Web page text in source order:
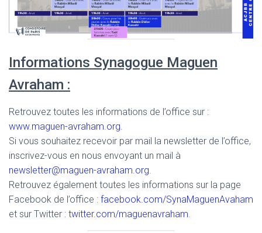
Informations Synagogue Maguen
Avraham :
Retrouvez toutes les informations de l’office sur :
www.maguen-avraham.org
Si vous souhaitez recevoir par mail la newsletter de l’office,
inscrivez-vous en nous envoyant un mail à
newsletter@maguen-avraham.org
Retrouvez également toutes les informations sur la page
Facebook de l’office : facebook.com/SynaMaguenAvaham
et sur Twitter : twitter.com/maguenavraham